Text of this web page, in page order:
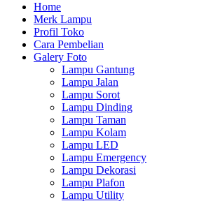
Home
Merk Lampu
Profil Toko
Cara Pembelian
Galery Foto
Lampu Gantung
Lampu Jalan
Lampu Sorot
Lampu Dinding
Lampu Taman
Lampu Kolam
Lampu LED
Lampu Emergency
Lampu Dekorasi
Lampu Plafon
Lampu Utility